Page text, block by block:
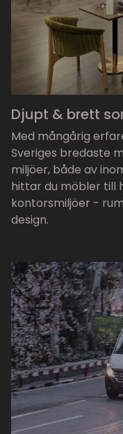
Djupt & brett
Med mångårig
Sveriges bredaste
miljöer, både av
hittar du möbler till
kontorsmiljöer -
design.